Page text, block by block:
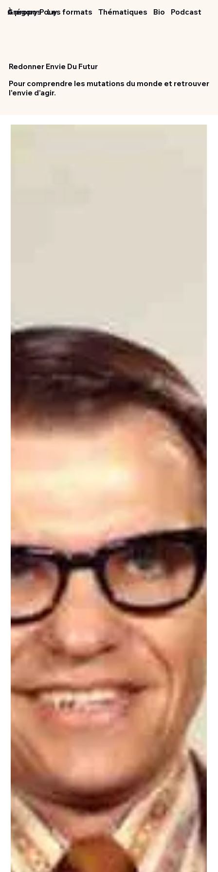
Grégory Pouy
À propos Les formats Thématiques Podcast
Bio
Redonner Envie Du Futur
Pour comprendre les mutations du monde et retrouver
l'envie d’agir.